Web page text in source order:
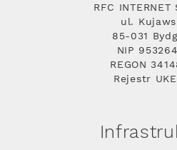
RFC
ul.
85-031
NIP
REGON
Rejestr UKE